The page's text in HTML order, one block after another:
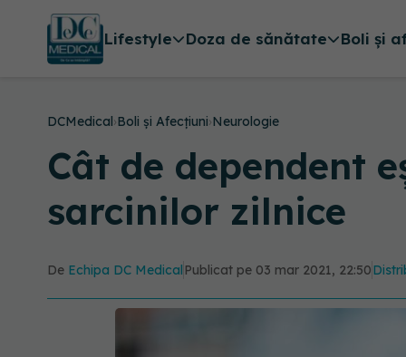
Lifestyle Doza de sănătate Boli și
DCMedical›Boli și Afecțiuni›Neurologie
Cât de dependent
sarcinilor zilnice
De Echipa DC Medical Publicat pe 03 mar 2021, 22:50